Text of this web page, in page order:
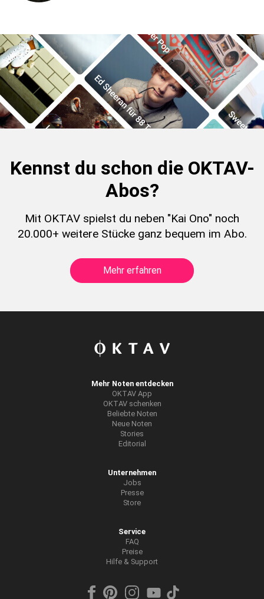
Kennst du schon die OKTAV-
Abos?
Mit OKTAV spielst du neben "Kai Ono" noch
20.000+ weitere Stücke ganz bequem im Abo.
Mehr erfahren
Mehr Noten entdecken
OKTAV App
OKTAV schenken
Beliebte Noten
Neue Noten
Stories
Editorial
Unternehmen
Jobs
Presse
Store
Service
FAQ
Preise
Hilfe & Support